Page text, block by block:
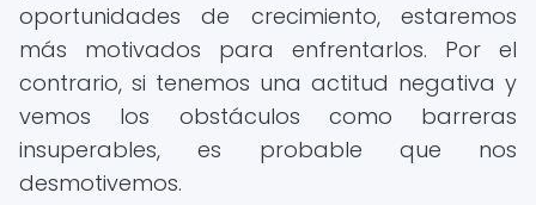
oportunidades de crecimiento, estaremos
más motivados para enfrentarlos. Por el
contrario, si tenemos una actitud negativa y
vemos los obstáculos como barreras
insuperables, es probable que nos
desmotivemos.